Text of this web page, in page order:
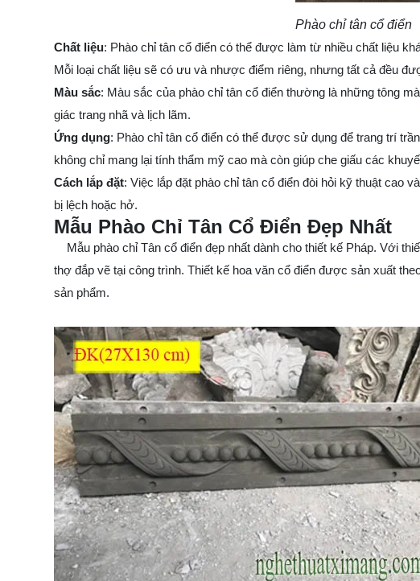
Phào chỉ tân cổ điển
Chất liệu: Phào chỉ tân cổ điển có thể được làm từ nhiều chất liệu
Mỗi loại chất liệu sẽ có ưu và nhược điểm riêng, nhưng tất cả đều
Màu sắc: Màu sắc của phào chỉ tân cổ điển thường là những tông
giác trang nhã và lịch lãm.
Ứng dụng: Phào chỉ tân cổ điển có thể được sử dụng để trang trí
không chỉ mang lại tính thẩm mỹ cao mà còn giúp che giấu các
Cách lắp đặt: Việc lắp đặt phào chỉ tân cổ điển đòi hỏi kỹ thuật cao
bị lệch hoặc hở.
Mẫu Phào Chỉ Tân Cổ Điển Đẹp Nhất
Mẫu phào chỉ Tân cổ điển đẹp nhất dành cho thiết kế Pháp. Với
thợ đắp vẽ tại công trình. Thiết kế hoa văn cổ điển được sản xuất
sản phẩm.